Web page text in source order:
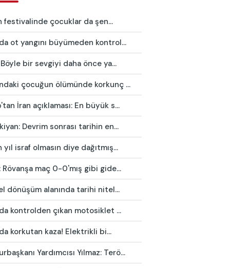
festivalinde çocuklar da şen...
ot yangını büyümeden kontrol...
Böyle bir sevgiyi daha önce ya...
çocuğun ölümünde korkunç ...
İran açıklaması: En büyük s...
Devrim sonrası tarihin en...
yıl israf olmasın diye dağıtmış...
Rövanşa maç 0-0'mış gibi gide...
dönüşüm alanında tarihi nitel...
kontrolden çıkan motosiklet ...
korkutan kaza! Elektrikli bi...
Yardımcısı Yılmaz: Terö...